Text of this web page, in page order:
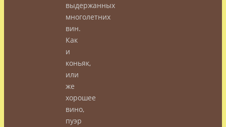
выдержанных
многолетних
вин.
Как
и
коньяк,
или
же
хорошее
вино,
пуэр